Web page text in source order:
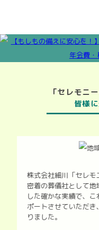
「セレモニ
皆様
株式会社細川「セレ
密着の葬儀社として
した確かな実績で、
ポートさせていただ
りました。